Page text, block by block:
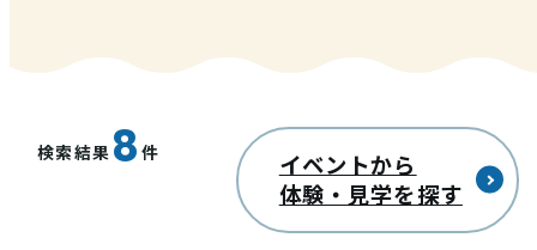
検索結果 8 件
イベントから
体験・見学を探す
特集記事